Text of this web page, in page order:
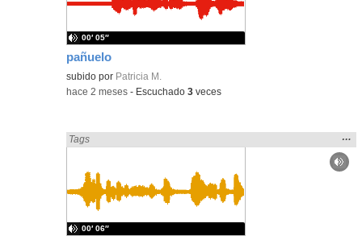
pañuelo
subido por Patricia M.
00′ 05″
-hace 2 meses - Escuchado3 veces
Encontrado «Periódicos y revistas» en:
Tags
la
…
00′ 06″